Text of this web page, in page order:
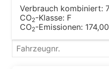
Verbrauch kombiniert:
CO2-Klasse: F
CO2-Emissionen:
Fahrzeugnr.